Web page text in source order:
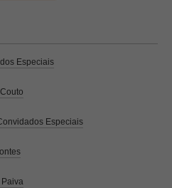
Especiais
Especiais